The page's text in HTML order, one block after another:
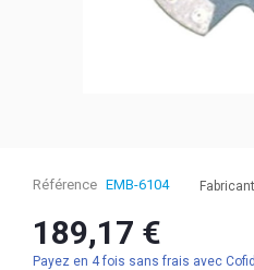
Référence EMB-6104
189,17 €
Payez en 4 fois sans frais avec